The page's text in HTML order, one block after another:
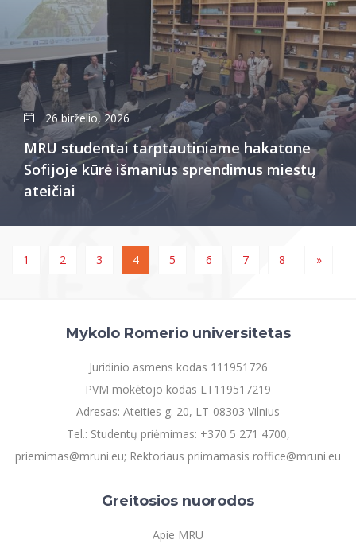
26 birželio, 2026
MRU studentai tarptautiniame hakatone
Sofijoje kūrė išmanius sprendimus miestų
ateičiai
1 2 3 4 5 6 7 8 »
Mykolo Romerio universitetas
Juridinio asmens kodas 111951726
PVM mokėtojo kodas LT119517219
Adresas: Ateities g. 20, LT-08303 Vilnius
Tel.: Studentų priėmimas: +370 5 271 4700,
priemimas@mruni.eu; Rektoriaus priimamasis roffice@mruni.eu
Greitosios nuorodos
Apie MRU